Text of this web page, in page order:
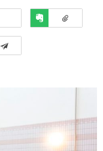
Evernote
LINE